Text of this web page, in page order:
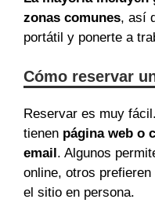
zonas comunes, así
portátil y ponerte a
Cómo reservar
Reservar es muy
tienen página web o
email . Algunos
online, otros
el sitio en persona.